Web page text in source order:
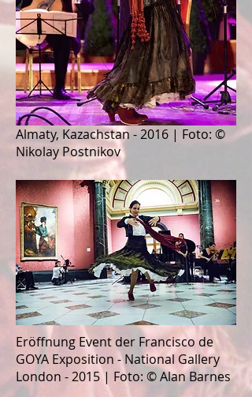
Almaty, Kazachstan - 2016 | Foto: ©
Nikolay Postnikov
Eröffnung Event der Francisco de
GOYA Exposition - National Gallery
London - 2015 | Foto: © Alan Barnes